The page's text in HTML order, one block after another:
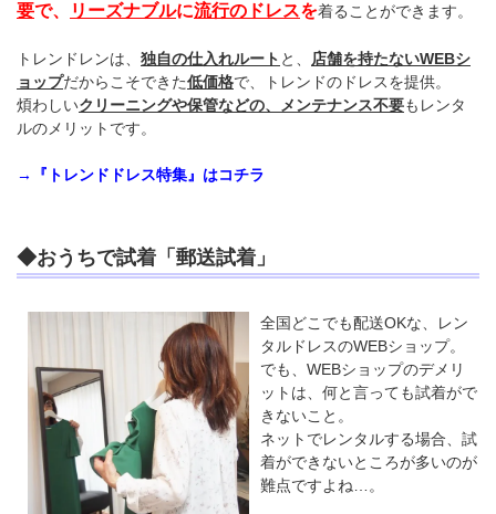
要で、 リーズナブルに流行のドレスを着ることができます。
トレンドレンは、 独自の仕入れルート と、
店舗を持たないWEBシ
ョップだからこそできた低価格で、トレンドのドレスを提供。
煩わしいクリーニングや保管などの、メンテナンス不要もレンタ
ルのメリットです。
→『トレンドドレス特集』はコチラ
◆おうちで試着「郵送試着」
全国どこでも配送OKな、レン
タルドレスのWEBショップ。
でも、WEBショップのデメリ
ットは、何と言っても試着がで
きないこと。
ネットでレンタルする場合、試
着ができないところが多いのが
難点ですよね…。